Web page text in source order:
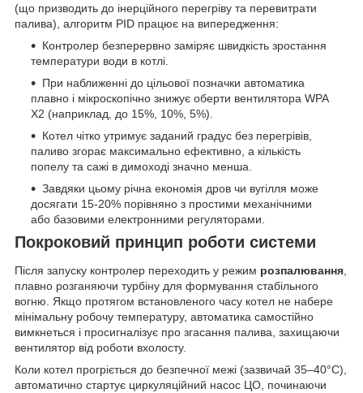
(що призводить до інерційного перегріву та перевитрати
палива), алгоритм PID працює на випередження:
Контролер безперервно заміряє швидкість зростання
температури води в котлі.
При наближенні до цільової позначки автоматика
плавно і мікроскопічно знижує оберти вентилятора WPA
X2 (наприклад, до 15%, 10%, 5%).
Котел чітко утримує заданий градус без перегрівів,
паливо згорає максимально ефективно, а кількість
попелу та сажі в димоході значно менша.
Завдяки цьому річна економія дров чи вугілля може
досягати 15-20% порівняно з простими механічними
або базовими електронними регуляторами.
Покроковий принцип роботи системи
Після запуску контролер переходить у режим розпалювання,
плавно розганяючи турбіну для формування стабільного
вогню. Якщо протягом встановленого часу котел не набере
мінімальну робочу температуру, автоматика самостійно
вимкнеться і просигналізує про згасання палива, захищаючи
вентилятор від роботи вхолосту.
Коли котел прогріється до безпечної межі (зазвичай 35–40°C),
автоматично стартує циркуляційний насос ЦО, починаючи